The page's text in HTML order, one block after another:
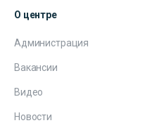
О центре
Администрация
Вакансии
Видео
Новости